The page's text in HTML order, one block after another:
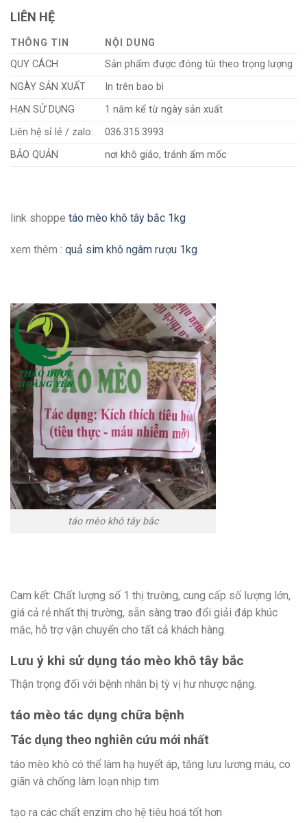
LIÊN HỆ
THÔNG TIN
NỘI DUNG
QUY CÁCH
Sản phẩm được đóng túi theo trọng lượng
NGÀY SẢN XUẤT
In trên bao bì
HẠN SỬ DỤNG
1 năm kể từ ngày sản xuất
Liên hệ sỉ lẻ / zalo:
036.315.3993
BẢO QUẢN
nơi khô giáo, tránh ẩm mốc
link shoppe táo mèo khô tây bắc 1kg
xem thêm : quả sim khô ngâm rượu 1kg
táo mèo khô tây bắc
Cam kết: Chất lượng số 1 thị trường, cung cấp số lượng lớn,
giá cả rẻ nhất thị trường, sẵn sàng trao đổi giải đáp khúc
mắc, hỗ trợ vận chuyển cho tất cả khách hàng.
Lưu ý khi sử dụng táo mèo khô tây bắc
Thận trọng đối với bệnh nhân bị tỳ vị hư nhược nặng.
táo mèo tác dụng chữa bệnh
Tác dụng theo nghiên cứu mới nhất
táo mèo khô có thể làm hạ huyết áp, tăng lưu lương máu, co
giãn và chống làm loạn nhịp tim
tạo ra các chất enzim cho hệ tiêu hoá tốt hơn